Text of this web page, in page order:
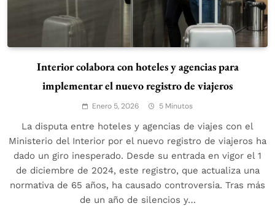
Interior colabora con hoteles y agencias para
implementar el nuevo registro de viajeros
Enero 5, 2026 5 Minutos
La disputa entre hoteles y agencias de viajes con el
Ministerio del Interior por el nuevo registro de viajeros ha
dado un giro inesperado. Desde su entrada en vigor el 1
de diciembre de 2024, este registro, que actualiza una
normativa de 65 años, ha causado controversia. Tras más
de un año de silencios y…